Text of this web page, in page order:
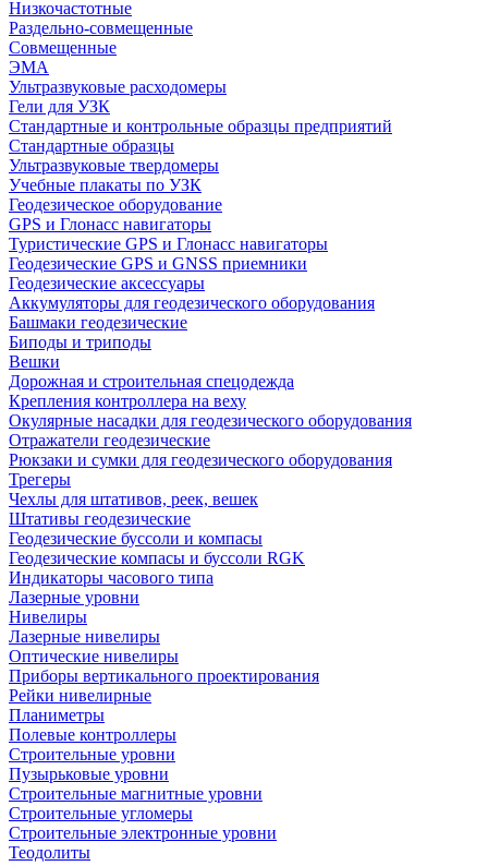
Низкочастотные
Раздельно-совмещенные
Совмещенные
ЭМА
Ультразвуковые расходомеры
Гели для УЗК
Стандартные и контрольные образцы предприятий
Стандартные образцы
Ультразвуковые твердомеры
Учебные плакаты по УЗК
Геодезическое оборудование
GPS и Глонасс навигаторы
Туристические GPS и Глонасс навигаторы
Геодезические GPS и GNSS приемники
Геодезические аксессуары
Аккумуляторы для геодезического оборудования
Башмаки геодезические
Биподы и триподы
Вешки
Дорожная и строительная спецодежда
Крепления контроллера на веху
Окулярные насадки для геодезического оборудования
Отражатели геодезические
Рюкзаки и сумки для геодезического оборудования
Трегеры
Чехлы для штативов, реек, вешек
Штативы геодезические
Геодезические буссоли и компасы
Геодезические компасы и буссоли RGK
Индикаторы часового типа
Лазерные уровни
Нивелиры
Лазерные нивелиры
Оптические нивелиры
Приборы вертикального проектирования
Рейки нивелирные
Планиметры
Полевые контроллеры
Строительные уровни
Пузырьковые уровни
Строительные магнитные уровни
Строительные угломеры
Строительные электронные уровни
Теодолиты